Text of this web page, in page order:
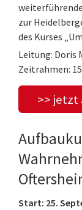
zur
des Kurses
Leitung: Doris
Zeitrahmen:
>> jetzt
Start: 25.